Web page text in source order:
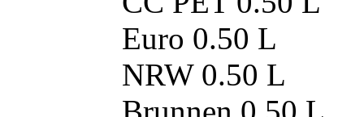
Euro 0.50 L
NRW 0.50 L